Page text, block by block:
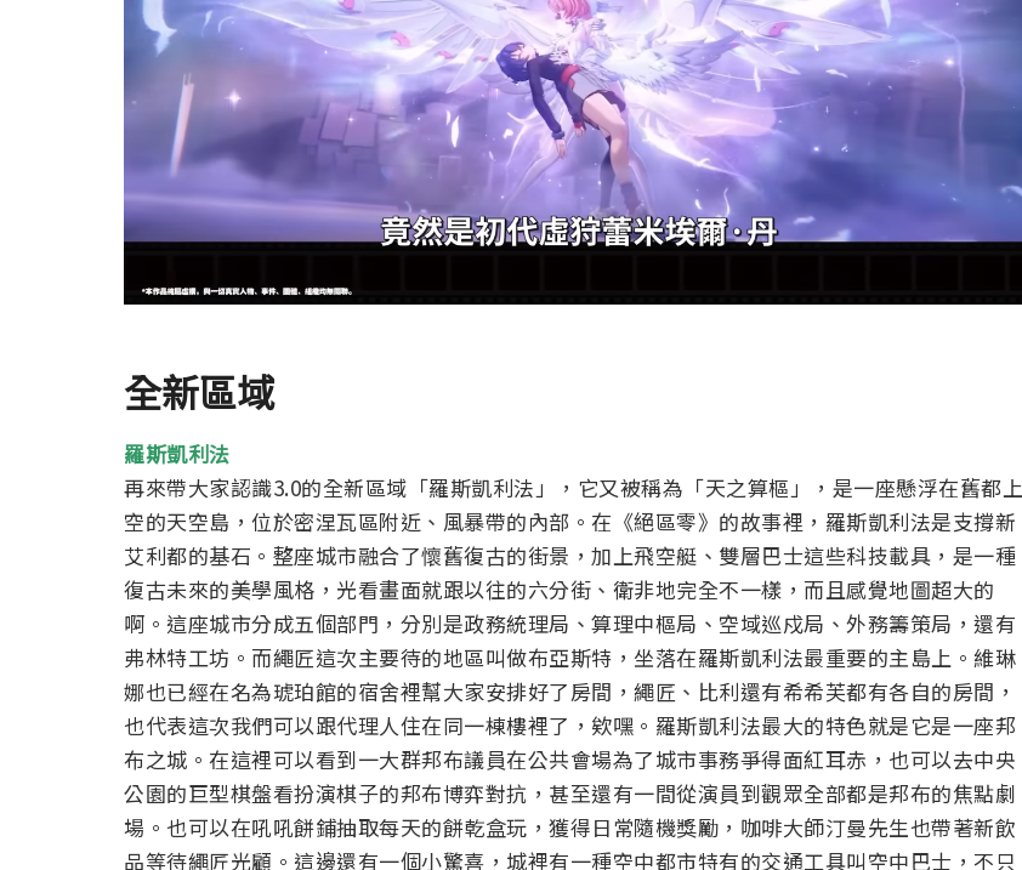
全新區域
羅斯凱利法
再來帶大家認識3.0的全新區域「羅斯凱利法」，它又被稱為「天之算樞」，是一座懸浮在舊都上
空的天空島，位於密涅瓦區附近、風暴帶的內部。在《絕區零》的故事裡，羅斯凱利法是支撐新
艾利都的基石。整座城市融合了懷舊復古的街景，加上飛空艇、雙層巴士這些科技載具，是一種
復古未來的美學風格，光看畫面就跟以往的六分街、衛非地完全不一樣，而且感覺地圖超大的
啊。 這座城市分成五個部門，分別是政務統理局、算理中樞局、空域巡戍局、外務籌策局，還有
弗林特工坊。而繩匠這次主要待的地區叫做布亞斯特，坐落在羅斯凱利法最重要的主島上。維琳
娜也已經在名為琥珀館的宿舍裡幫大家安排好了房間，繩匠、比利還有希希芙都有各自的房間，
也代表這次我們可以跟代理人住在同一棟樓裡了，欸嘿。 羅斯凱利法最大的特色就是它是一座邦
布之城。在這裡可以看到一大群邦布議員在公共會場為了城市事務爭得面紅耳赤，也可以去中央
公園的巨型棋盤看扮演棋子的邦布博弈對抗，甚至還有一間從演員到觀眾全部都是邦布的焦點劇
場。也可以在吼吼餅鋪抽取每天的餅乾盒玩，獲得日常隨機獎勵，咖啡大師汀曼先生也帶著新飲
品等待繩匠光顧。 這邊還有一個小驚喜，城裡有一種空中都市特有的交通工具叫空中巴士，不只